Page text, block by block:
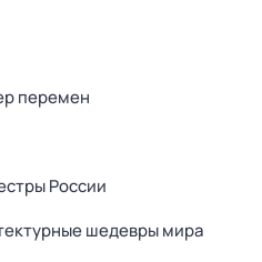
перемен
России
шедевры мира